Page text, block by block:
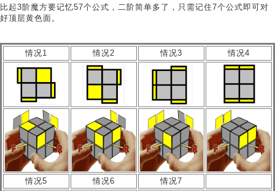
比起3阶魔方要记忆57个公式，二阶简单多了，只需记住7个公式即可对
好顶层黄色面。
情况1 情况2 情况3 情况4
情况5 情况6 情况7